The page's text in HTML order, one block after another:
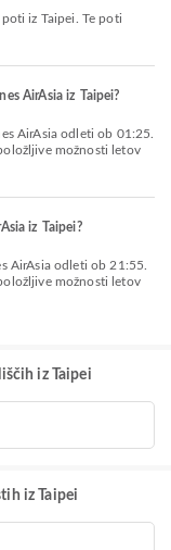
iz Taipei. Te poti
AirAsia iz Taipei?
možnosti letov
iz Taipei?
možnosti letov
iz Taipei
iz Taipei